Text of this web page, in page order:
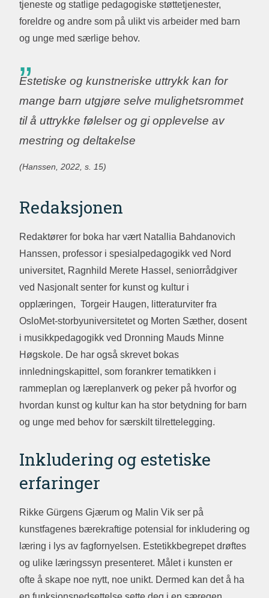
tjeneste og statlige pedagogiske støttetjenester,
foreldre og andre som på ulikt vis arbeider med barn
og unge med særlige behov.
Estetiske og kunstneriske uttrykk kan for
mange barn utgjøre selve mulighetsrommet
til å uttrykke følelser og gi opplevelse av
mestring og deltakelse
(Hanssen, 2022, s. 15)
Redaksjonen
Redaktører for boka har vært Natallia Bahdanovich
Hanssen, professor i spesialpedagogikk ved Nord
universitet, Ragnhild Merete Hassel, seniorrådgiver
ved Nasjonalt senter for kunst og kultur i
opplæringen, Torgeir Haugen, litteraturviter fra
OsloMet-storbyuniversitetet og Morten Sæther, dosent
i musikkpedagogikk ved Dronning Mauds Minne
Høgskole. De har også skrevet bokas
innledningskapittel, som forankrer tematikken i
rammeplan og læreplanverk og peker på hvorfor og
hvordan kunst og kultur kan ha stor betydning for barn
og unge med behov for særskilt tilrettelegging.
Inkludering og estetiske
erfaringer
Rikke Gürgens Gjærum og Malin Vik ser på
kunstfagenes bærekraftige potensial for inkludering og
læring i lys av fagfornyelsen. Estetikkbegrepet drøftes
og ulike læringssyn presenteret. Målet i kunsten er
ofte å skape noe nytt, noe unikt. Dermed kan det å ha